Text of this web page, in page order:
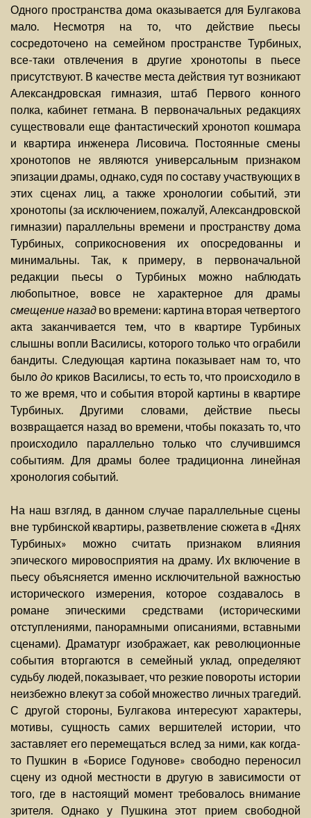
Одного пространства дома оказывается для Булгакова
мало. Несмотря на то, что действие пьесы
сосредоточено на семейном пространстве Турбиных,
все-таки отвлечения в другие хронотопы в пьесе
присутствуют. В качестве места действия тут возникают
Александровская гимназия, штаб Первого конного
полка, кабинет гетмана. В первоначальных редакциях
существовали еще фантастический хронотоп кошмара
и квартира инженера Лисовича. Постоянные смены
хронотопов не являются универсальным признаком
эпизации драмы, однако, судя по составу участвующих в
этих сценах лиц, а также хронологии событий, эти
хронотопы (за исключением, пожалуй, Александровской
гимназии) параллельны времени и пространству дома
Турбиных, соприкосновения их опосредованны и
минимальны. Так, к примеру, в первоначальной
редакции пьесы о Турбиных можно наблюдать
любопытное, вовсе не характерное для драмы
смещение назад во времени: картина вторая четвертого
акта заканчивается тем, что в квартире Турбиных
слышны вопли Василисы, которого только что ограбили
бандиты. Следующая картина показывает нам то, что
было до криков Василисы, то есть то, что происходило в
то же время, что и события второй картины в квартире
Турбиных. Другими словами, действие пьесы
возвращается назад во времени, чтобы показать то, что
происходило параллельно только что случившимся
событиям. Для драмы более традиционна линейная
хронология событий.
На наш взгляд, в данном случае параллельные сцены
вне турбинской квартиры, разветвление сюжета в «Днях
Турбиных» можно считать признаком влияния
эпического мировосприятия на драму. Их включение в
пьесу объясняется именно исключительной важностью
исторического измерения, которое создавалось в
романе эпическими средствами (историческими
отступлениями, панорамными описаниями, вставными
сценами). Драматург изображает, как революционные
события вторгаются в семейный уклад, определяют
судьбу людей, показывает, что резкие повороты истории
неизбежно влекут за собой множество личных трагедий.
С другой стороны, Булгакова интересуют характеры,
мотивы, сущность самих вершителей истории, что
заставляет его перемещаться вслед за ними, как когда-
то Пушкин в «Борисе Годунове» свободно переносил
сцену из одной местности в другую в зависимости от
того, где в настоящий момент требовалось внимание
зрителя. Однако у Пушкина этот прием свободной